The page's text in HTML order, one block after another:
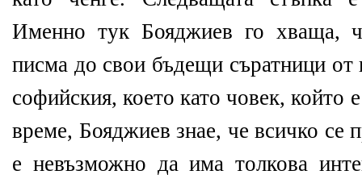
Именно тук Бояджиев го хваща,
писма до свои бъдещи съратници
софийския, което като човек, който
време, Бояджиев знае, че всичко се
е невъзможно да има толкова